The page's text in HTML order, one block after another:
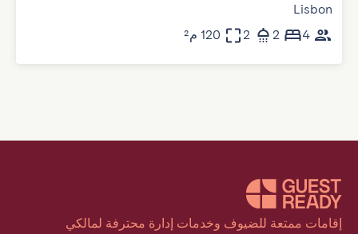
Lisbon
4
2
2 120 م²